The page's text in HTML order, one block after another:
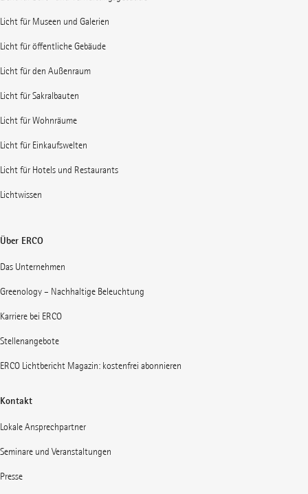
Licht für Museen und Galerien
Licht für öffentliche Gebäude
Licht für den Außenraum
Licht für Sakralbauten
Licht für Wohnräume
Licht für Einkaufswelten
Licht für Hotels und Restaurants
Lichtwissen
Über ERCO
Das Unternehmen
Greenology – Nachhaltige Beleuchtung
Karriere bei ERCO
Stellenangebote
ERCO Lichtbericht Magazin: kostenfrei abonnieren
Kontakt
Lokale Ansprechpartner
Seminare und Veranstaltungen
Presse